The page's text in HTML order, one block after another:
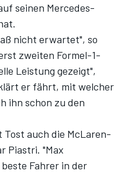
seinen Mercedes-
nicht erwartet", so
zweiten Formel-1-
Leistung gezeigt",
er fährt, mit welcher
ihn schon zu den
Tost auch die McLaren-
Piastri. "Max
Fahrer in der